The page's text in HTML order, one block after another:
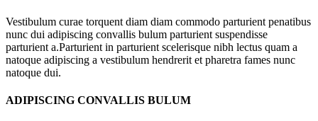
Vestibulum curae torquent diam diam commodo parturient penatibus
nunc dui adipiscing convallis bulum parturient suspendisse
parturient a.Parturient in parturient scelerisque nibh lectus quam a
natoque adipiscing a vestibulum hendrerit et pharetra fames nunc
natoque dui.
ADIPISCING CONVALLIS BULUM